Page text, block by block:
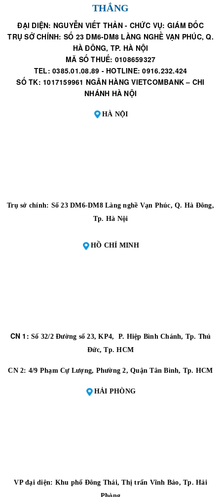
THẮNG
ĐẠI DIỆN: NGUYỄN VIẾT THẢN - CHỨC VỤ: GIÁM ĐỐC
TRỤ SỞ CHÍNH: SỐ 23 DM6-DM8 LÀNG NGHỀ VẠN PHÚC, Q.
HÀ ĐÔNG, TP. HÀ NỘI
MÃ SỐ THUẾ: 0108659327
TEL: 0385.01.08.89 - HOTLINE: 0916.232.424
SỐ TK: 1017159961 NGÂN HÀNG VIETCOMBANK – CHI
NHÁNH HÀ NỘI
HÀ NỘI
Trụ sở chính: Số 23 DM6-DM8 Làng nghề Vạn Phúc, Q. Hà Đông,
Tp. Hà Nội
HỒ CHÍ MINH
CN 1: Số 32/2 Đường số 23, KP4, P. Hiệp Bình Chánh, Tp. Thủ
Đức, Tp. HCM
CN 2: 4/9 Phạm Cự Lượng, Phường 2, Quận Tân Bình, Tp. HCM
HẢI PHÒNG
VP đại diện: Khu phố Đông Thái, Thị trấn Vĩnh Bảo, Tp. Hải